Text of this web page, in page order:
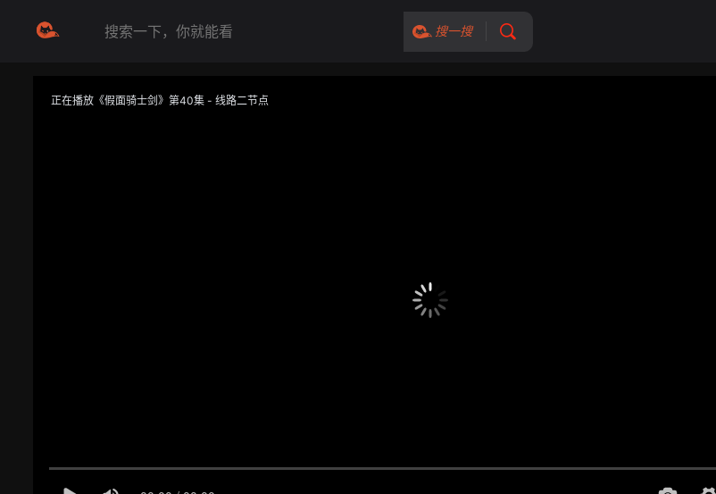
搜一搜
正在播放《假面骑士剑》第40集 - 线路二节点